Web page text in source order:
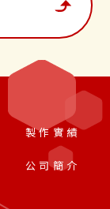
製作實績
公司簡介